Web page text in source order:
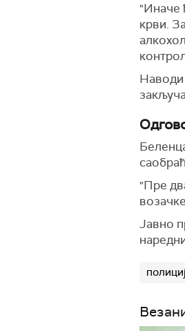
"Иначе
крви.
Наводи
"Пре
Јавно